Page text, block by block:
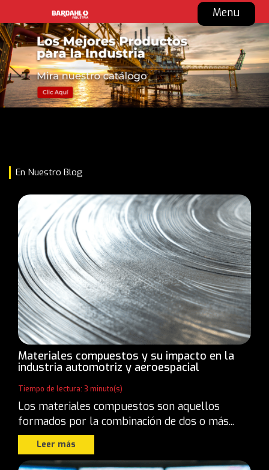
Menu
En Nuestro Blog
Materiales compuestos y su impacto en la
industria automotriz y aeroespacial
Tiempo de lectura: 3 minuto(s)
Los materiales compuestos son aquellos
formados por la combinación de dos o más...
Leer más